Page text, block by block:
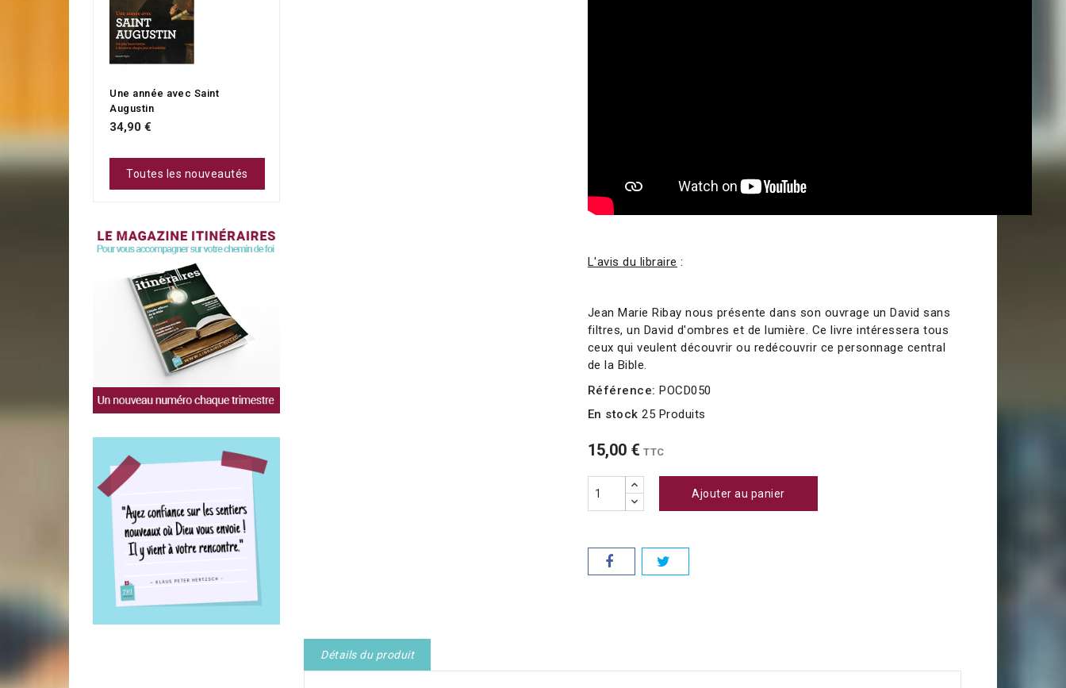
L'avis du libraire :
Jean Marie Ribay nous présente dans son ouvrage un David sans
filtres, un David d'ombres et de lumière. Ce livre intéressera tous
ceux qui veulent découvrir ou redécouvrir ce personnage central
de la Bible.
Référence: POCD050
En stock 25 Produits
15,00 € TTC
Ajouter au panier
Détails du produit
Une année avec Saint
Augustin
34,90 €
Toutes les nouveautés